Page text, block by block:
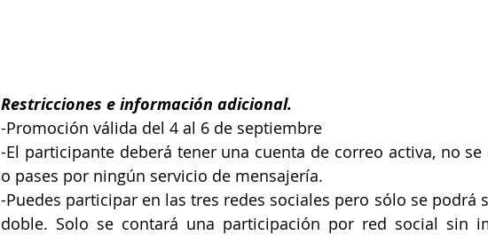
Restricciones e información adicional.
-Promoción válida del 4 al 6 de septiembre
-El participante deberá tener una cuenta de correo activa, no
o pases por ningún servicio de mensajería.
-Puedes participar en las tres redes sociales pero sólo se podrá
doble. Solo se contará una participación por red social sin